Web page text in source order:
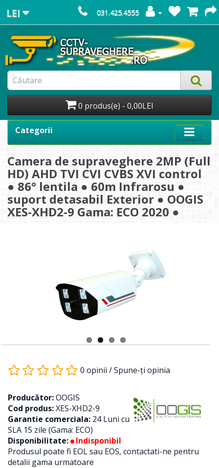
LEI 031.425.4555
0 produs(e) - 0,00LEI
Categorii
Camera de supraveghere 2MP (Full
HD) AHD TVI CVI CVBS XVI control
● 86° lentila ● 60m Infrarosu ●
suport detasabil Exterior ● OOGIS
XES-XHD2-9 Gama: ECO 2020 ●
0 opinii /Spune-ţi opinia
Producător:OOGIS
Cod produs:XES-XHD2-9
Garantie comerciala: 24 Luni cu
SLA 15 zile (Gama: ECO)
Disponibilitate:
Indisponibil
Produsul poate fi EOL sau EOS, contactati-ne pentru
detalii gama urmatoare